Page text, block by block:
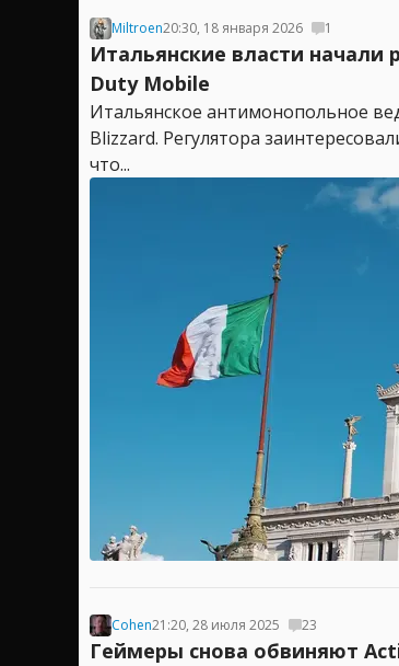
Miltroen20:30, 18 января 2026 1
Итальянские власти
Duty Mobile
Итальянское антимонопольное
Blizzard. Регулятора
что...
Cohen21:20, 28 июля 2025 23
Геймеры снова обвиняют